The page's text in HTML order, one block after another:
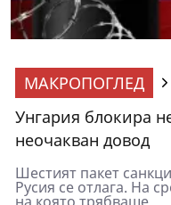
МАКРОПОГЛЕД
Унгария блокира
неочакван довод
Шестият пакет
Русия се отлага. На